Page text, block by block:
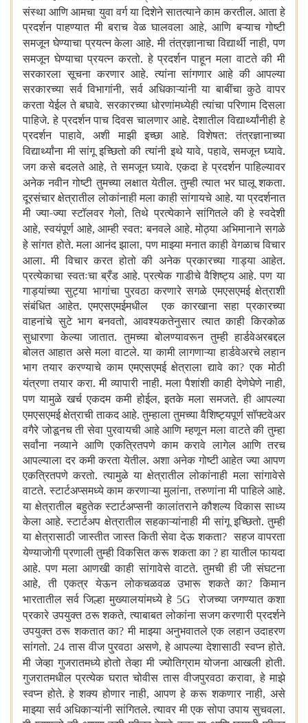
संस्था आणि आमचा युवा वर्ग या दिशेने सातत्याने काम करतील. आता हे
प्रदर्शन पाहण्यात मी बराच वेळ घालवला आहे,आणि बऱ्याच गोष्टी
समजून घेण्याचा प्रयत्न केला आहे. मी तंत्रज्ञानाचा विद्यार्थी नाही,पण
समजून घेण्याचा प्रयत्न करतो. हे प्रदर्शन पाहून मला वाटते की मी
सरकारला सूचना करणार आहे. त्यांना सांगणार आहे की आपल्या
सरकारच्या सर्व विभागांनी,सर्व अधिकाऱ्यांनी या बाबींचा कुठे वापर
करता येईल ते बघावे. सरकारच्या धोरणांमध्येही त्यांचा परिणाम दिसला
पाहिजे. हे प्रदर्शन पाच दिवस चालणार आहे. देशातील विद्यार्थ्यांनीही हे
प्रदर्शन पाहावे, अशी माझी इच्छा आहे. विशेषत: तंत्रज्ञानाच्या
विद्यार्थ्यांना मी सांगू इच्छितो की त्यांनी इथे यावे,पहावे,समजून घ्यावे.
जग कसे बदलते आहे,ते समजून घ्यावे. एकदा हे प्रदर्शन पाहिल्यावर
अनेक नवीन गोष्टी तुमच्या लक्षात येतील. तुम्ही त्यात भर घालू शकता.
दूरसंचार क्षेत्रातील लोकांनाही मला काही सांगायचे आहे. या प्रदर्शनात
मी ज्या-ज्या स्टॉलवर गेलो,तिथे प्रत्येकाने सांगितले की हे स्वदेशी
आहे,स्वयंपूर्ण आहे,आम्ही स्वत: बनवले आहे. मोठ्या अभिमानाने सगळे
हे सांगत होते. मला आनंद झाला,पण माझ्या मनात काही वेगळाच विचार
आला. मी विचार करत होतो की अनेक प्रकारच्या गाड्या आहेत.
प्रत्येकाचा स्वतःचा ब्रँड आहे. प्रत्येक गाडीचे वैशिष्ट्य आहे. पण या
गाड्यांच्या सुट्या भागांचा पुरवठा करणारे सगळे एमएसएमई क्षेत्राशी
संबंधित आहेत. एमएसएमईमधील एक कारखाना सहा प्रकारच्या
वाहनांचे सुटे भाग बनवतो, आवश्यकतेनुसार त्यात काही किरकोळ
सुधारणा केल्या जातात. तुमच्या बोलण्यावरून तुम्ही हार्डवेअरबद्दल
बोलत आहात असे मला वाटले. या कामी लागणाऱ्या हार्डवेअरचे लहान
भाग तयार करण्याचे काम एमएसएमई क्षेत्राला द्यावे का?एक मोठी
यंत्रणा तयार करा. मी व्यापारी नाही. मला पैशांशी काही देणेघेणे नाही,
पण यामुळे खर्च एकदम कमी होईल,इतके मला समजते. ही आपल्या
एमएसएमई क्षेत्राची ताकद आहे. तुम्हाला तुमच्या वैशिष्ट्यपूर्ण सॉफ्टवेअर
वगैरे जोडूनच ती सेवा पुरवायची आहे आणि म्हणून मला वाटते की तुम्हा
सर्वांना नव्याने आणि एकत्रितपणे काम करावे लागेल आणि तरच
आपल्याला दर कमी करता येतील. अशा अनेक गोष्टी आहेत ज्या आपण
एकत्रितपणे करतो. त्यामुळे या क्षेत्रातील लोकांनाही मला सांगावेसे
वाटते. स्टार्टअप्समध्ये काम करणाऱ्या मुलांना,तरुणांना मी पाहिले आहे.
या क्षेत्रातील बहुतेक स्टार्टअप्सनी कालांतराने कौशल्य विकास साध्य
केला आहे. स्टार्टअप क्षेत्रातील सहकाऱ्यांनाही मी सांगू इच्छितो. तुम्ही
या क्षेत्रासाठी जास्तीत जास्त किती सेवा देऊ शकता?सहज वापरता
येण्याजोगी प्रणाली तुम्ही विकसित करू शकता का ?हा यातील फायदा
आहे. पण मला आणखी काही सांगावेसे वाटते. तुमची ही जी संघटना
आहे,ती एकत्र येऊन लोकचळवळ उभारू शकते का?किमान
भारतातील सर्व जिल्हा मुख्यालयांमध्ये हे 5Gरोजच्या जगण्यात कशा
प्रकारे उपयुक्त ठरू शकते,त्याबाबत लोकांना सजग करणारी प्रदर्शने
उपयुक्त ठरू शकतात का?मी माझ्या अनुभवातले एक लहान उदाहरण
सांगतो.24 तास वीज पुरवठा असणे,हे आपल्या देशासाठी स्वप्न होते.
मी जेव्हा गुजरातमध्ये होतो तेव्हा मी ज्योतिग्राम योजना आखली होती.
गुजरातमधील प्रत्येक घरात चोवीस तास वीजपुरवठा करावा,हे माझे
स्वप्न होते. हे शक्य होणार नाही, आपण हे करू शकणार नाही,असे
माझ्या सर्व अधिकाऱ्यांनी सांगितले. त्यावर मी एक सोपा उपाय सुचवला.